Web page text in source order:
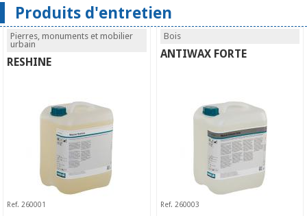
Produits d'entretien
Pierres, monuments et mobilier
urbain
RESHINE
Ref. 260001
Bois
ANTIWAX FORTE
Ref. 260003